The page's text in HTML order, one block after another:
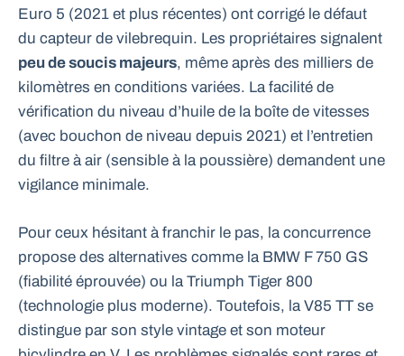
Euro 5 (2021 et plus récentes) ont corrigé le défaut
du capteur de vilebrequin. Les propriétaires signalent
peu de soucis majeurs, même après des milliers de
kilomètres en conditions variées. La facilité de
vérification du niveau d’huile de la boîte de vitesses
(avec bouchon de niveau depuis 2021) et l’entretien
du filtre à air (sensible à la poussière) demandent une
vigilance minimale.
Pour ceux hésitant à franchir le pas, la concurrence
propose des alternatives comme la BMW F 750 GS
(fiabilité éprouvée) ou la Triumph Tiger 800
(technologie plus moderne). Toutefois, la V85 TT se
distingue par son style vintage et son moteur